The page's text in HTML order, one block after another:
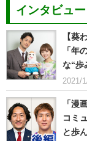
インタビュ
【葵
「年
な“歩
2021/
「漫
コミ
と歩